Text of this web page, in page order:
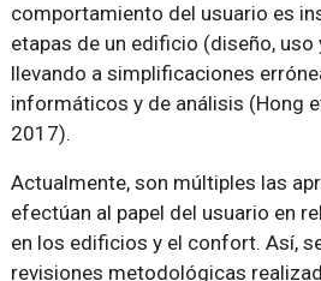
comportamiento del usuario es
etapas de un edificio (diseño, uso
llevando a simplificaciones
informáticos y de análisis (Hong
2017).
Actualmente, son múltiples las
efectúan al papel del usuario en
en los edificios y el confort. Así,
revisiones metodológicas